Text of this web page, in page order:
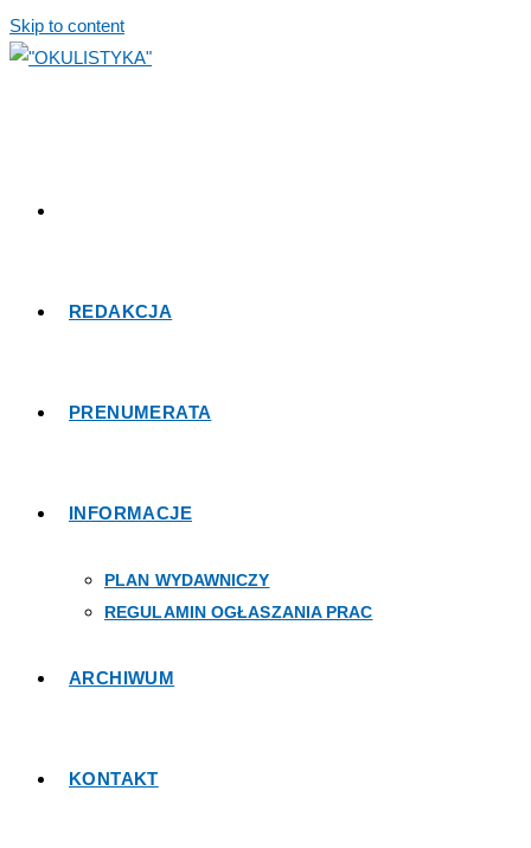
Skip to content
REDAKCJA
PRENUMERATA
INFORMACJE
PLAN WYDAWNICZY
REGULAMIN OGŁASZANIA PRAC
ARCHIWUM
KONTAKT